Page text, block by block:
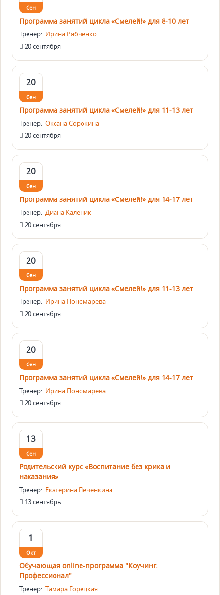
Сен
Программа занятий цикла «Смелей!» для 8-10 лет
Тренер: Ирина Рябченко
20 сентября
20
Сен
Программа занятий цикла «Смелей!» для 11-13 лет
Тренер: Оксана Сорокина
20 сентября
20
Сен
Программа занятий цикла «Смелей!» для 14-17 лет
Тренер: Диана Каленик
20 сентября
20
Сен
Программа занятий цикла «Смелей!» для 11-13 лет
Тренер: Ирина Пономарева
20 сентября
20
Сен
Программа занятий цикла «Смелей!» для 14-17 лет
Тренер: Ирина Пономарева
20 сентября
13
Сен
Родительский курс «Воспитание без крика и
наказания»
Тренер: Екатерина Печёнкина
13 сентябрь
1
Окт
Обучающая online-программа "Коучинг.
Профессионал"
Тренер: Тамара Горецкая